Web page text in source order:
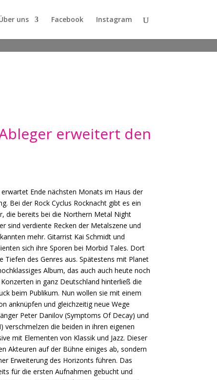
uns Facebook Instagram
erweitert den
Ende nächsten Monats im Haus der
Bei der Rock Cyclus Rocknacht gibt es ein
die bereits bei die Northern Metal Night
sind verdiente Recken der Metalszene und
mehr. Gitarrist Kai Schmidt und
sich ihre Sporen bei Morbid Tales. Dort
Tiefen des Genres aus. Spätestens mit Planet
Album, das auch auch heute noch
in ganz Deutschland hinterließ die
beim Publikum. Nun wollen sie mit einem
anknüpfen und gleichzeitig neue Wege
Peter Danilov (Symptoms Of Decay) und
verschmelzen die beiden in ihren eigenen
mit Elementen von Klassik und Jazz. Dieser
Akteuren auf der Bühne einiges ab, sondern
Erweiterung des Horizonts führen. Das
für die ersten Aufnahmen gebucht und